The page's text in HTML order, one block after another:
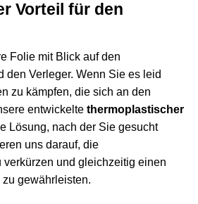
Vorteil für den
Folie mit Blick auf den
den Verleger. Wenn Sie es leid
zu kämpfen, die sich an den
entwickelte thermoplastischer
Lösung, nach der Sie gesucht
uns darauf, die
verkürzen und gleichzeitig einen
gewährleisten.